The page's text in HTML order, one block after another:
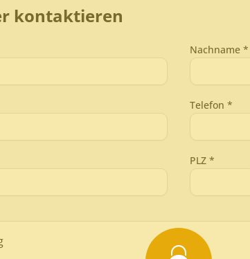
kontaktieren
Nachname *
Telefon *
PLZ *